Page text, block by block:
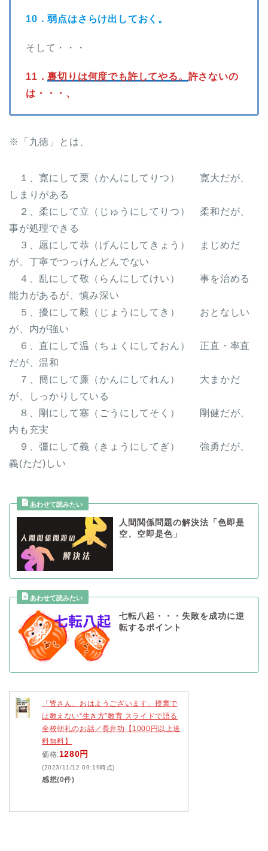
10．弱点はさらけ出しておく。
そして・・・
11．裏切りは何度でも許してやる。 許さないの
は・・・、
※「九徳」とは、
１、寛にして栗（かんにしてりつ） 寛大だが、
しまりがある
２、柔にして立（じゅうにしてりつ） 柔和だが、
事が処理できる
３、愿にして恭（げんにしてきょう） まじめだ
が、丁寧でつっけんどんでない
４、乱にして敬（らんにしてけい） 事を治める
能力があるが、慎み深い
５、擾にして毅（じょうにしてき） おとなしい
が、内が強い
６、直にして温（ちょくにしておん） 正直・率直
だが、温和
７、簡にして廉（かんにしてれん） 大まかだ
が、しっかりしている
８、剛にして塞（ごうにしてそく） 剛健だが、
内も充実
９、彊にして義（きょうにしてぎ） 強勇だが、
義(ただ)しい
人間関係問題の解決法「色即是
空、空即是色」
七転八起・・・失敗を成功に逆
転するポイント
「皆さん、おはようございます」授業で
は教えない“生き方”教育 スライドで語る
全校朝礼のお話／長井功【1000円以上送
料無料】
価格:1280円
(2023/11/12 09:19時点)
感想(0件)